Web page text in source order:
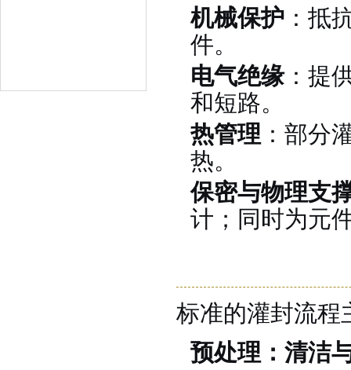
机械保护 ：抵
件。
电气绝缘：提
和短路。
热管理 ：部分
热。
保密与物理支
计 ；同时为元
标准的灌封流程
预处理：清洁